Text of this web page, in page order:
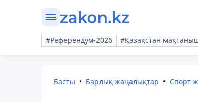
#Референдум-2026 #Қазақстан
Басты Барлық жаңалықтар Спорт